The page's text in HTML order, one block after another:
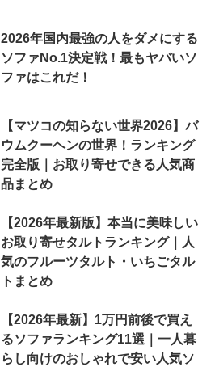
2026年国内最強の人をダメにする
ソファNo.1決定戦！最もヤバいソ
ファはこれだ！
【マツコの知らない世界2026】バ
ウムクーヘンの世界！ランキング
完全版｜お取り寄せできる人気商
品まとめ
【2026年最新版】本当に美味しい
お取り寄せタルトランキング｜人
気のフルーツタルト・いちごタル
トまとめ
【2026年最新】1万円前後で買え
るソファランキング11選｜一人暮
らし向けのおしゃれで安い人気ソ